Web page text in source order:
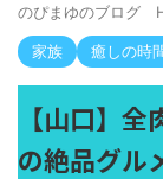
のぴまゆのブログ
家族 癒しの時
【山口】
の絶品グル